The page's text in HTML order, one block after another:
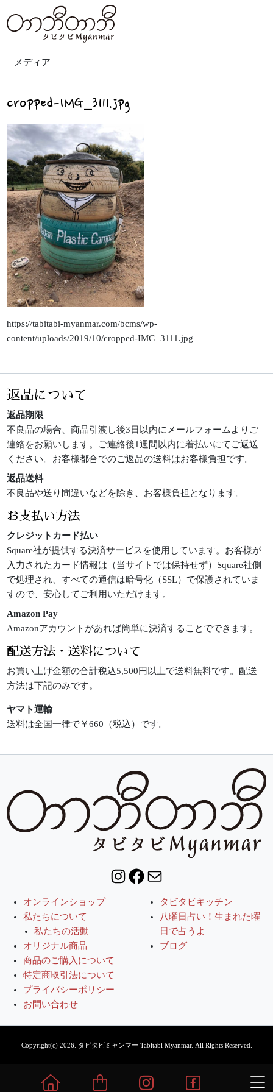
メディア
cropped-IMG_3111.jpg
https://tabitabi-myanmar.com/bcms/wp-
content/uploads/2019/10/cropped-IMG_3111.jpg
返品について
返品期限
不良品の場合、商品引渡し後3日以内にメールフォームよりご
連絡をお願いします。ご連絡後1週間以内に着払いにてご返送
ください。お客様都合でのご返品の送料はお客様負担です。
返品送料
不良品や送り間違いなどを除き、お客様負担となります。
お支払い方法
クレジットカード払い
Square社が提供する決済サービスを使用しています。お客様が
入力されたカード情報は（当サイトでは保持せず）Square社側
で処理され、すべての通信は暗号化（SSL）で保護されていま
すので、安心してご利用いただけます。
Amazon Pay
Amazonアカウントがあれば簡単に決済することでできます。
配送方法・送料について
お買い上げ金額の合計税込5,500円以上で送料無料です。配送
方法は下記のみです。
ヤマト運輸
送料は全国一律で￥660（税込）です。
Instagram
Facebook
Mail
オンラインショップ
私たちについて
私たちの活動
オリジナル商品
タビタビキッチン
八曜日占い！生まれた曜
日で占うよ
ブログ
商品のご購入について
特定商取引法について
プライバシーポリシー
お問い合わせ
Copyright(c) 2026. タビタビミャンマー Tabitabi Myanmar. All Rights Reserved.